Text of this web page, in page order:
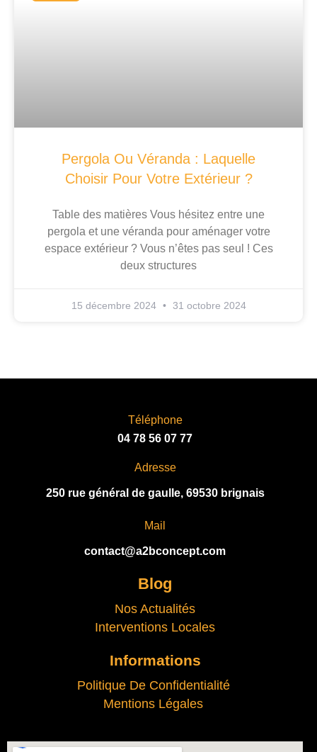
Pergola Ou Véranda : Laquelle
Choisir Pour Votre Extérieur ?
Table des matières Vous hésitez entre une
pergola et une véranda pour aménager votre
espace extérieur ? Vous n’êtes pas seul ! Ces
deux structures
15 décembre 2024 31 octobre 2024
Téléphone
04 78 56 07 77
Adresse
250 rue général de gaulle, 69530 brignais
Mail
contact@a2bconcept.com
Blog
Nos Actualités
Interventions Locales
Informations
Politique De Confidentialité
Mentions Légales